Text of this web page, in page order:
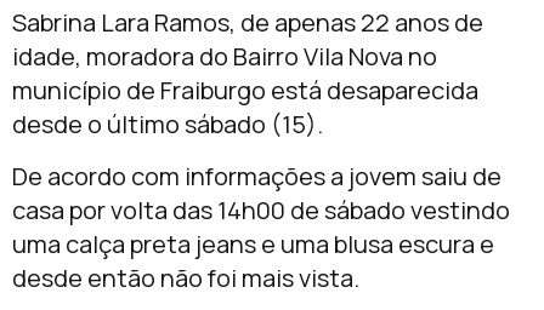
Sabrina Lara Ramos, de apenas 22 anos de
idade, moradora do Bairro Vila Nova no
município de Fraiburgo está desaparecida
desde o último sábado (15).
De acordo com informações a jovem saiu de
casa por volta das 14h00 de sábado vestindo
uma calça preta jeans e uma blusa escura e
desde então não foi mais vista.